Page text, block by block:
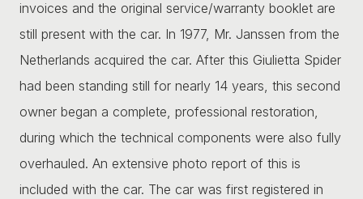
invoices and the original service/warranty booklet are
still present with the car. In 1977, Mr. Janssen from the
Netherlands acquired the car. After this Giulietta Spider
had been standing still for nearly 14 years, this second
owner began a complete, professional restoration,
during which the technical components were also fully
overhauled. An extensive photo report of this is
included with the car. The car was first registered in